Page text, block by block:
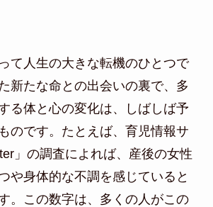
て人生の大きな転機のひとつで
新たな命との出会いの裏で、多
る体と心の変化は、しばしば予
のです。たとえば、育児情報サ
」の調査によれば、産後の女性
や身体的な不調を感じていると
。この数字は、多くの人がこの